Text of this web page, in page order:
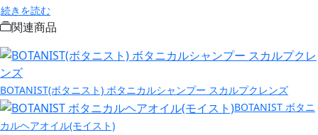
続きを読む
関連商品
BOTANIST(ボタニスト) ボタニカルシャンプー スカルプクレンズ
BOTANIST ボタニ
カルヘアオイル(モイスト)